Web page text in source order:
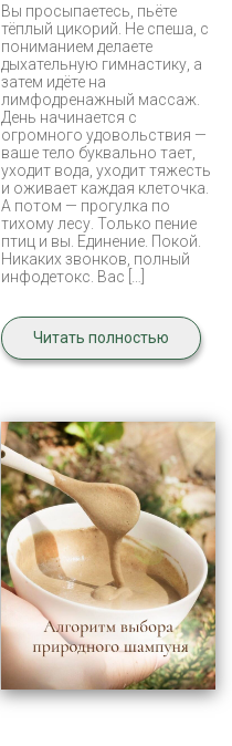
Вы просыпаетесь, пьёте
тёплый цикорий. Не спеша, с
пониманием делаете
дыхательную гимнастику, а
затем идёте на
лимфодренажный массаж.
День начинается с
огромного удовольствия —
ваше тело буквально тает,
уходит вода, уходит тяжесть
и оживает каждая клеточка.
А потом — прогулка по
тихому лесу. Только пение
птиц и вы. Единение. Покой.
Никаких звонков, полный
инфодетокс. Вас […]
Читать полностью